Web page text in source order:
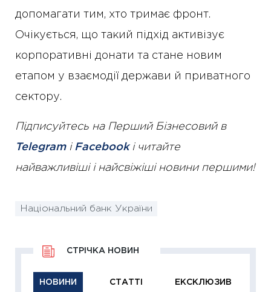
допомагати тим, хто тримає фронт.
Очікується, що такий підхід активізує
корпоративні донати та стане новим
етапом у взаємодії держави й приватного
сектору.
Підписуйтесь на Перший Бізнесовий в
Telegramі Facebookі читайте
найважливіші і найсвіжіші новини першими!
Національний банк України
НОВИНИ СТАТТІ ЕКСКЛЮЗИВ
СТРІЧКА НОВИН